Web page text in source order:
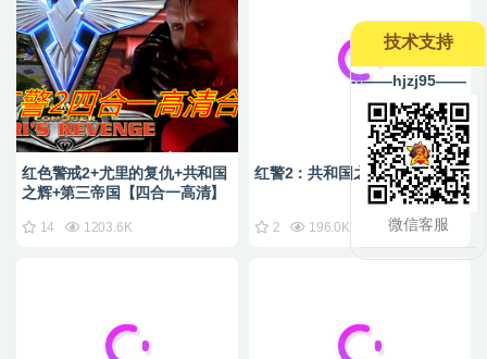
红色警戒2+尤里的复仇+共和国
之辉+第三帝国【四合一高清】
14 1203.6K
红警2：共和国之辉2025重制版
2 196.0K
技术支持
--——hjzj95——
微信客服